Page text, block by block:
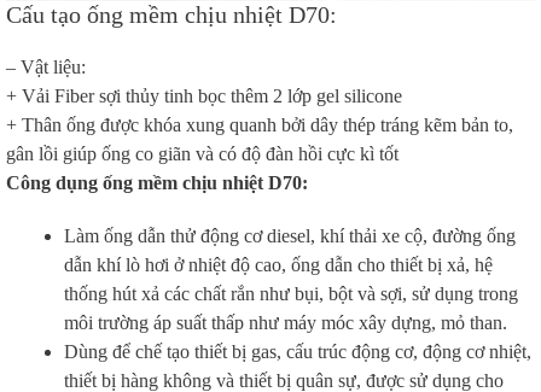
Cấu tạo ống mềm chịu nhiệt D70:
– Vật liệu:
+ Vải Fiber sợi thủy tinh bọc thêm 2 lớp gel silicone
+ Thân ống được khóa xung quanh bởi dây thép tráng kẽm bản to,
gân lồi giúp ống co giãn và có độ đàn hồi cực kì tốt
Công dụng ống mềm chịu nhiệt D70:
Làm ống dẫn thử động cơ diesel, khí thải xe cộ, đường ống
dẫn khí lò hơi ở nhiệt độ cao, ống dẫn cho thiết bị xả, hệ
thống hút xả các chất rắn như bụi, bột và sợi, sử dụng trong
môi trường áp suất thấp như máy móc xây dựng, mỏ than.
Dùng để chế tạo thiết bị gas, cấu trúc động cơ, động cơ nhiệt,
thiết bị hàng không và thiết bị quân sự, được sử dụng cho